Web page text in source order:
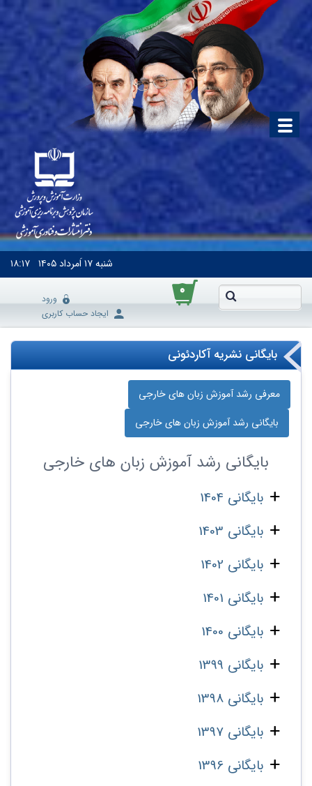
شنبه۱۷ اَمرداد ۱۴۰۵ ۱۸:۱۷
۰
ورود
ایجاد حساب کاربری
بایگانی نشریه آکاردئونی
معرفی رشد آموزش زبان‌ های خارجی
بایگانی رشد آموزش زبان‌ های خارجی
بایگانی رشد آموزش زبان‌ های خارجی
بایگانی 1404
بایگانی 1403
بایگانی 1402
بایگانی 1401
بایگانی 1400
بایگانی 1399
بایگانی 1398
بایگانی 1397
بایگانی 1396